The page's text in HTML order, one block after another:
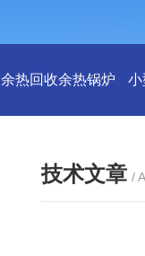
余热回收余热锅炉 小
技术文章 /